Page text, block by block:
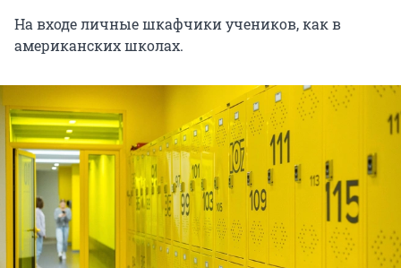
На входе личные шкафчики учеников, как в
американских школах.